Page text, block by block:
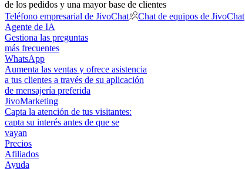
de los pedidos y una mayor base de clientes
Teléfono empresarial de JivoChat
Chat de equipos de JivoChat
Agente de IA
Gestiona las preguntas
más frecuentes
WhatsApp
Aumenta las ventas y ofrece asistencia
a tus clientes a través de su aplicación
de mensajería preferida
JivoMarketing
Capta la atención de tus visitantes:
capta su interés antes de que se
vayan
Precios
Afiliados
Ayuda